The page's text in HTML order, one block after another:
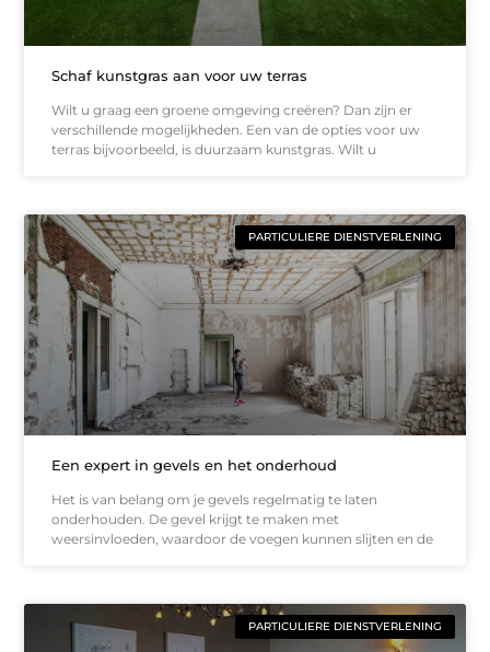
Schaf kunstgras aan voor uw terras
Wilt u graag een groene omgeving creëren? Dan zijn er
verschillende mogelijkheden. Een van de opties voor uw
terras bijvoorbeeld, is duurzaam kunstgras. Wilt u
PARTICULIERE DIENSTVERLENING
Een expert in gevels en het onderhoud
Het is van belang om je gevels regelmatig te laten
onderhouden. De gevel krijgt te maken met
weersinvloeden, waardoor de voegen kunnen slijten en de
PARTICULIERE DIENSTVERLENING